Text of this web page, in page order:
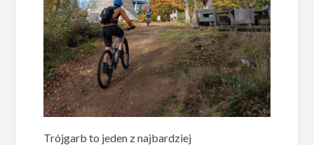
Trójgarb to jeden z najbardziej